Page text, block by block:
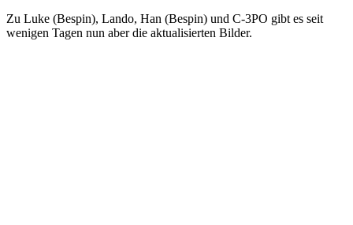
Zu Luke (Bespin), Lando, Han (Bespin) und C-3PO gibt es seit
wenigen Tagen nun aber die aktualisierten Bilder.